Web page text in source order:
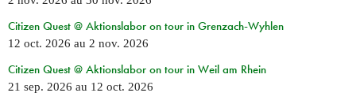
Citizen Quest @ Aktionslabor on tour in Grenzach-Wyhlen
12 oct. 2026 au 2 nov. 2026
Citizen Quest @ Aktionslabor on tour in Weil am Rhein
21 sep. 2026 au 12 oct. 2026